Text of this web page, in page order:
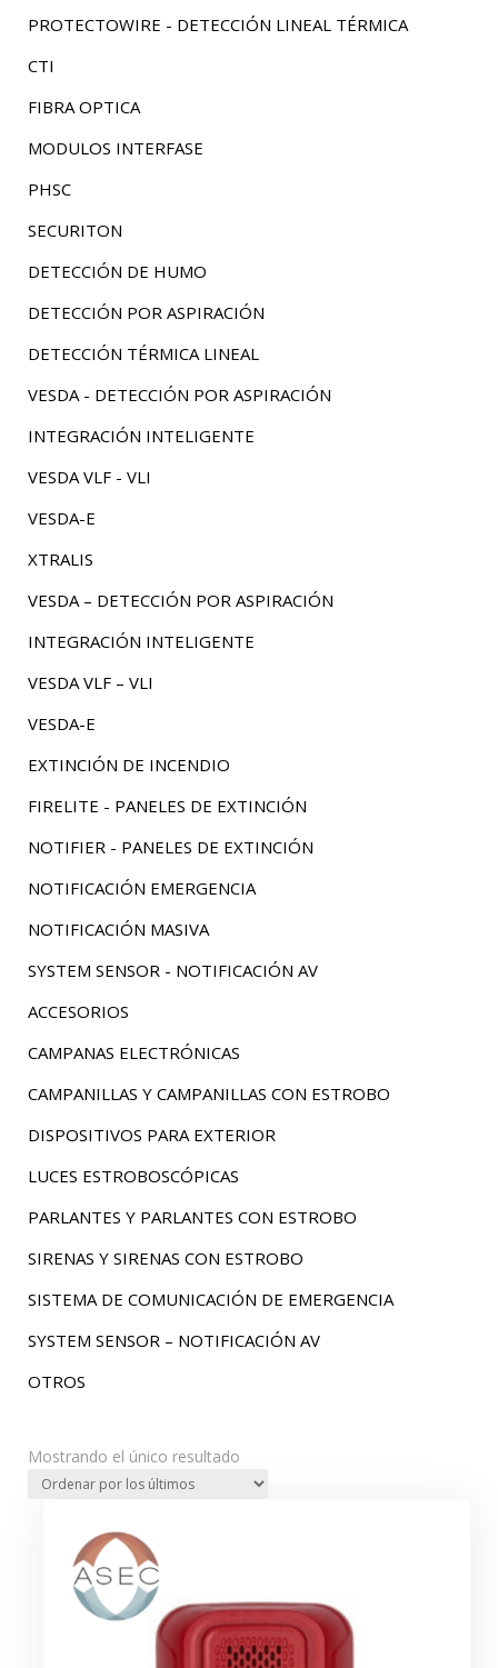
PROTECTOWIRE - DETECCIÓN LINEAL TÉRMICA
CTI
FIBRA OPTICA
MODULOS INTERFASE
PHSC
SECURITON
DETECCIÓN DE HUMO
DETECCIÓN POR ASPIRACIÓN
DETECCIÓN TÉRMICA LINEAL
VESDA - DETECCIÓN POR ASPIRACIÓN
INTEGRACIÓN INTELIGENTE
VESDA VLF - VLI
VESDA-E
XTRALIS
VESDA – DETECCIÓN POR ASPIRACIÓN
INTEGRACIÓN INTELIGENTE
VESDA VLF – VLI
VESDA-E
EXTINCIÓN DE INCENDIO
FIRELITE - PANELES DE EXTINCIÓN
NOTIFIER - PANELES DE EXTINCIÓN
NOTIFICACIÓN EMERGENCIA
NOTIFICACIÓN MASIVA
SYSTEM SENSOR - NOTIFICACIÓN AV
ACCESORIOS
CAMPANAS ELECTRÓNICAS
CAMPANILLAS Y CAMPANILLAS CON ESTROBO
DISPOSITIVOS PARA EXTERIOR
LUCES ESTROBOSCÓPICAS
PARLANTES Y PARLANTES CON ESTROBO
SIRENAS Y SIRENAS CON ESTROBO
SISTEMA DE COMUNICACIÓN DE EMERGENCIA
SYSTEM SENSOR – NOTIFICACIÓN AV
OTROS
Mostrando el único resultado